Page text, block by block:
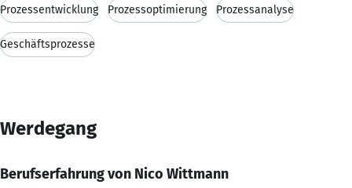
Prozessentwicklung Prozessoptimierung Prozessanalyse
Geschäftsprozesse
Werdegang
Berufserfahrung von Nico Wittmann